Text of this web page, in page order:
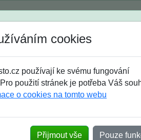
Jak si vybrat
střední maturanti soutěže
po skutečných
cookies
používají ke svému fungování
použití stránek je potřeba Váš
o cookies na tomto webu
Přijmout vše Pouze